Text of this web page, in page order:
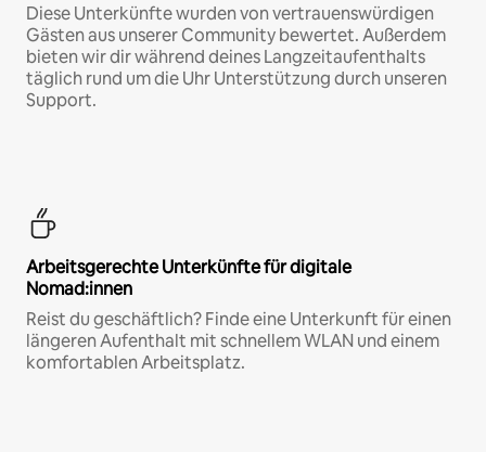
Diese Unterkünfte wurden von vertrauenswürdigen
Gästen aus unserer Community bewertet. Außerdem
bieten wir dir während deines Langzeitaufenthalts
täglich rund um die Uhr Unterstützung durch unseren
Support.
Arbeitsgerechte Unterkünfte für digitale
Nomad:innen
Reist du geschäftlich? Finde eine Unterkunft für einen
längeren Aufenthalt mit schnellem WLAN und einem
komfortablen Arbeitsplatz.